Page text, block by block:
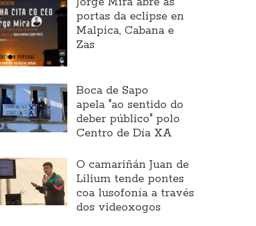
portas da eclipse en
Malpica, Cabana e
Zas
Boca de Sapo
apela "ao sentido do
deber público" polo
Centro de Día XA
O camariñán Juan de
Lilium tende pontes
coa lusofonía a través
dos videoxogos